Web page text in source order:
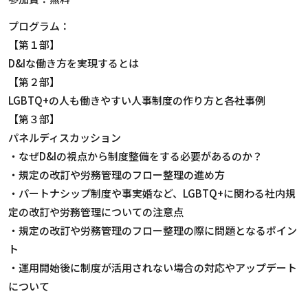
プログラム：
【第１部】
D&Iな働き方を実現するとは
【第２部】
LGBTQ+の人も働きやすい人事制度の作り方と各社事例
【第３部】
パネルディスカッション
・なぜD&Iの視点から制度整備をする必要があるのか？
・規定の改訂や労務管理のフロー整理の進め方
・パートナシップ制度や事実婚など、LGBTQ+に関わる社内規
定の改訂や労務管理についての注意点
・規定の改訂や労務管理のフロー整理の際に問題となるポイン
ト
・運用開始後に制度が活用されない場合の対応やアップデート
について